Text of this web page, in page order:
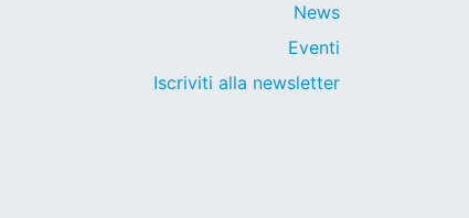
News
Eventi
Iscriviti alla newsletter